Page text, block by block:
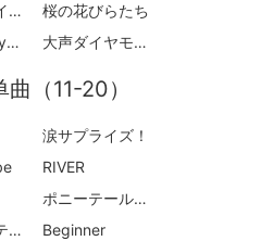
ロマンス、イラネ
桜の花びらたち
Baby！Baby！Baby！
大声ダイヤモンド
（11-20）
涙サプライズ！
RIVER
ポニーテールとシュシュ
ヘビーローテーション
Beginner